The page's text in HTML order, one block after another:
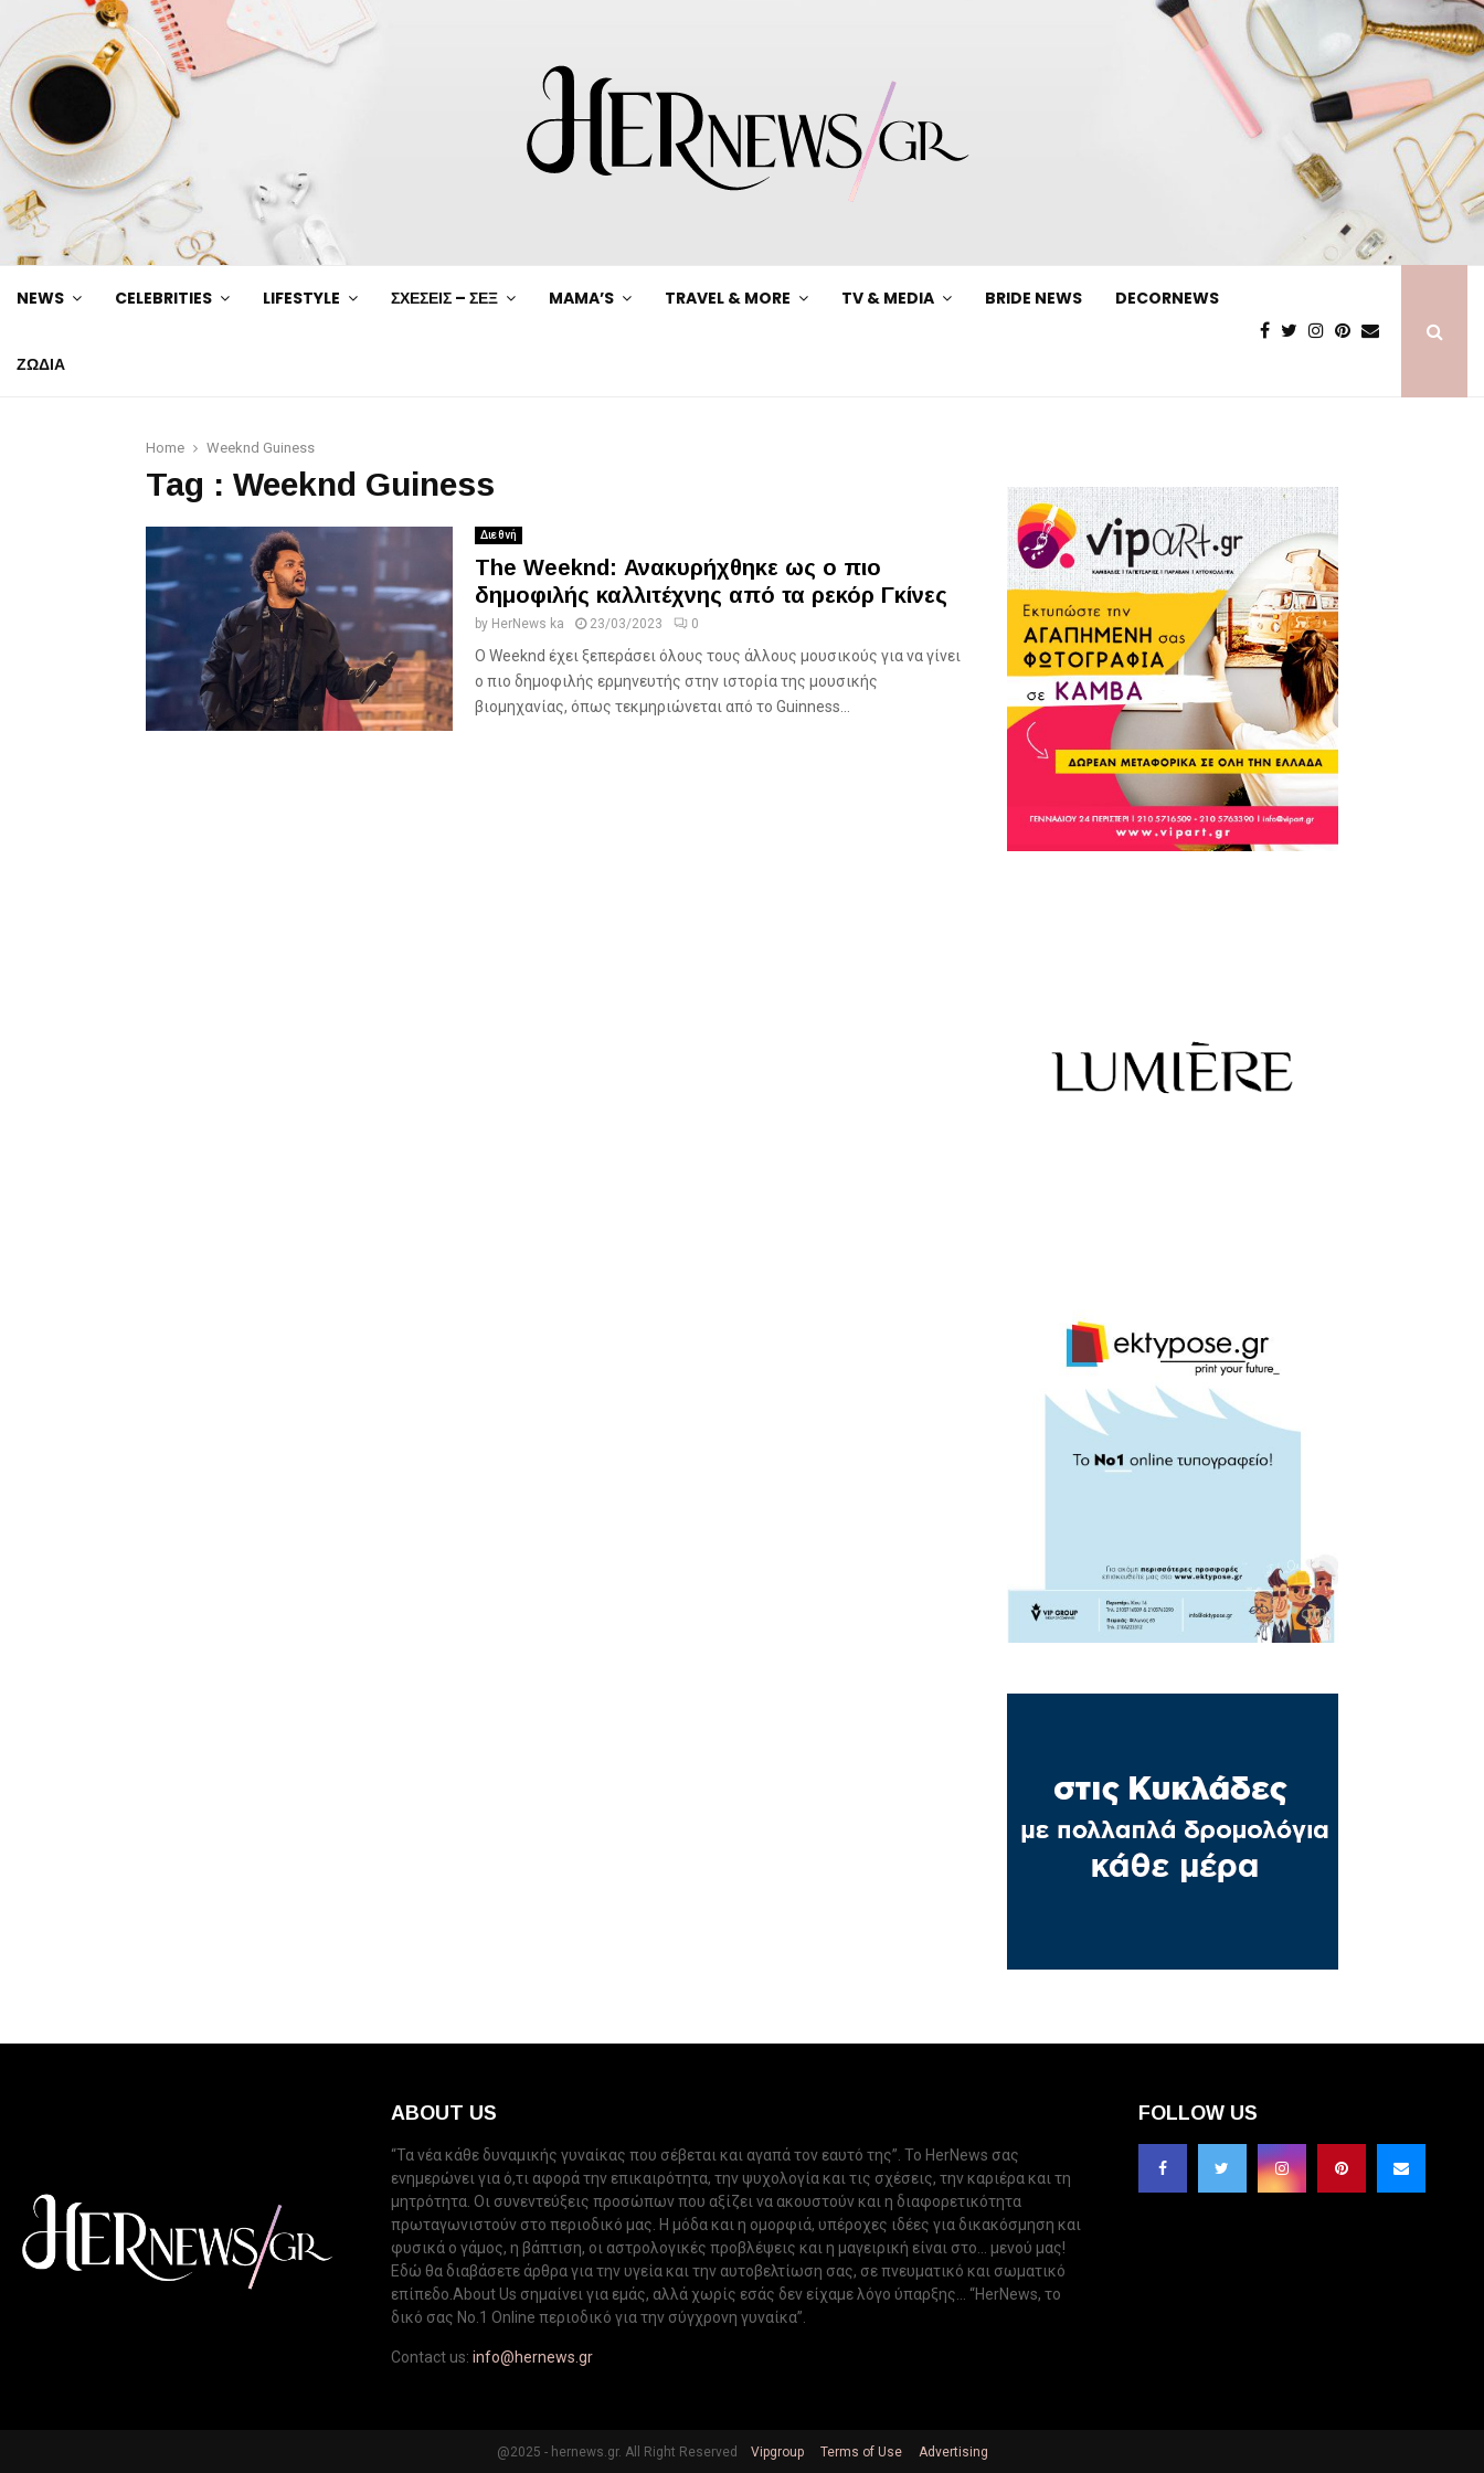
NEWS CELEBRITIES LIFESTYLE ΣΧΕΣΕΙΣ – ΣΕΞ MAMA’S TRAVEL & MORE TV & MEDIA BRIDE NEWS DECORNEWS
ΖΩΔΙΑ
Home Weeknd Guiness
Tag : Weeknd Guiness
Διεθνή
The Weeknd: Ανακυρήχθηκε ως ο πιο
δημοφιλής καλλιτέχνης από τα ρεκόρ Γκίνες
by HerNews ka 23/03/2023 0
Ο Weeknd έχει ξεπεράσει όλους τους άλλους μουσικούς για να γίνει
ο πιο δημοφιλής ερμηνευτής στην ιστορία της μουσικής
βιομηχανίας, όπως τεκμηριώνεται από το Guinness...
ABOUT US
“Τα νέα κάθε δυναμικής γυναίκας που σέβεται και αγαπά τον εαυτό της”. Το HerNews σας
ενημερώνει για ό,τι αφορά την επικαιρότητα, την ψυχολογία και τις σχέσεις, την καριέρα και τη
μητρότητα. Οι συνεντεύξεις προσώπων που αξίζει να ακουστούν και η διαφορετικότητα
πρωταγωνιστούν στο περιοδικό μας. Η μόδα και η ομορφιά, υπέροχες ιδέες για δικακόσμηση και
φυσικά ο γάμος, η βάπτιση, οι αστρολογικές προβλέψεις και η μαγειρική είναι στο... μενού μας!
Εδώ θα διαβάσετε άρθρα για την υγεία και την αυτοβελτίωση σας, σε πνευματικό και σωματικό
επίπεδο.About Us σημαίνει για εμάς, αλλά χωρίς εσάς δεν είχαμε λόγο ύπαρξης... “HerNews, το
δικό σας Νo.1 Online περιοδικό για την σύγχρονη γυναίκα”.
Contact us: info@hernews.gr
FOLLOW US
@2025 - hernews.gr. All Right Reserved Vipgroup Terms of Use Advertising